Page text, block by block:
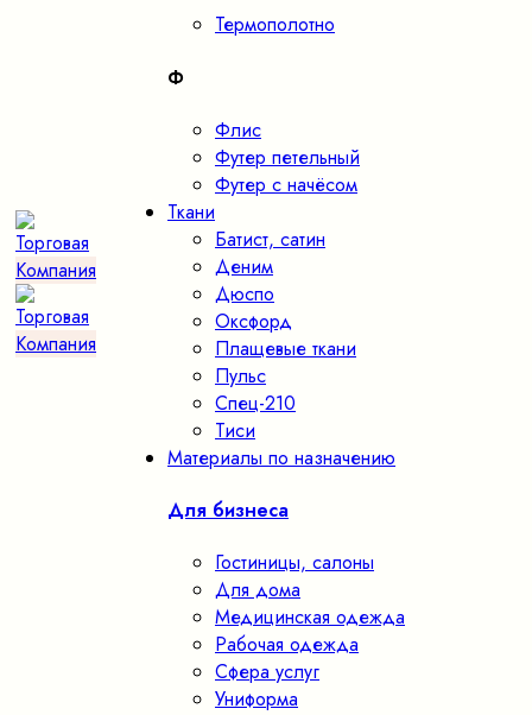
Термополотно
Ф
Флис
Футер петельный
Футер с начёсом
Ткани
Батист, сатин
Деним
Дюспо
Оксфорд
Плащевые ткани
Пульс
Спец-210
Тиси
Материалы по назначению
Для бизнеса
Гостиницы, салоны
Для дома
Медицинская одежда
Рабочая одежда
Сфера услуг
Униформа